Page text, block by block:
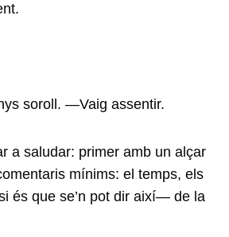
soroll. —Vaig assentir.
a saludar: primer amb un alçar
mínims: el temps, els
és que se’n pot dir així— de la